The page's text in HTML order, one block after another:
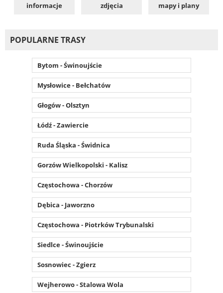
informacje zdjęcia mapy i plany
POPULARNE TRASY
Bytom - Świnoujście
Mysłowice - Bełchatów
Głogów - Olsztyn
Łódź - Zawiercie
Ruda Śląska - Świdnica
Gorzów Wielkopolski - Kalisz
Częstochowa - Chorzów
Dębica - Jaworzno
Częstochowa - Piotrków Trybunalski
Siedlce - Świnoujście
Sosnowiec - Zgierz
Wejherowo - Stalowa Wola